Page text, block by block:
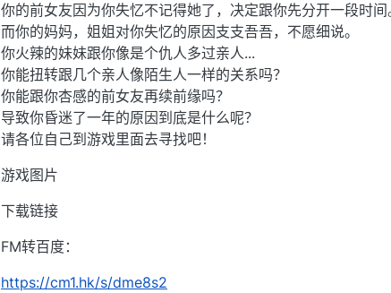
你的前女友因为你失忆不记得她了，决定跟你先分开一段时间
而你的妈妈，姐姐对你失忆的原因支支吾吾，不愿细说。
你火辣的妹妹跟你像是个仇人多过亲人...
你能扭转跟几个亲人像陌生人一样的关系吗？
你能跟你杏感的前女友再续前缘吗？
导致你昏迷了一年的原因到底是什么呢？
请各位自己到游戏里面去寻找吧！
游戏图片
下载链接
FM转百度：
https://cm1.hk/s/dme8s2